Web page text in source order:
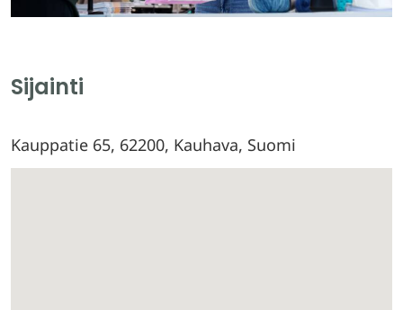
Sijainti
Kauppatie 65, 62200, Kauhava, Suomi